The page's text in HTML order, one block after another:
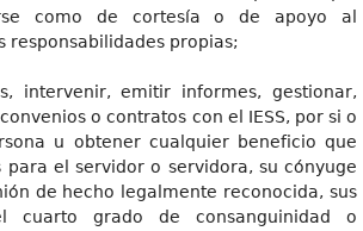
como de cortesía o de apoyo al
responsabilidades propias;
intervenir, emitir informes, gestionar,
o contratos con el IESS, por si o
u obtener cualquier beneficio que
el servidor o servidora, su cónyuge
de hecho legalmente reconocida, sus
cuarto grado de consanguinidad o